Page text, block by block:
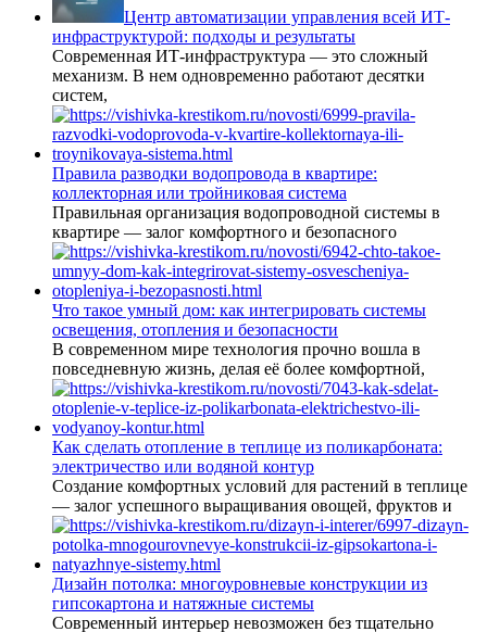
Центр автоматизации управления всей ИТ-
инфраструктурой: подходы и результаты
Современная ИТ-инфраструктура — это сложный
механизм. В нем одновременно работают десятки
систем,
Правила разводки водопровода в квартире:
коллекторная или тройниковая система
Правильная организация водопроводной системы в
квартире — залог комфортного и безопасного
Что такое умный дом: как интегрировать системы
освещения, отопления и безопасности
В современном мире технология прочно вошла в
повседневную жизнь, делая её более комфортной,
Как сделать отопление в теплице из поликарбоната:
электричество или водяной контур
Создание комфортных условий для растений в теплице
— залог успешного выращивания овощей, фруктов и
Дизайн потолка: многоуровневые конструкции из
гипсокартона и натяжные системы
Современный интерьер невозможен без тщательно